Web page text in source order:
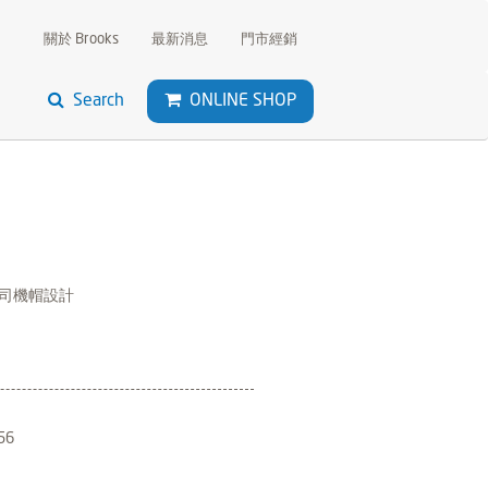
關於 Brooks 最新消息 門市經銷
Search ONLINE SHOP
機帽設計